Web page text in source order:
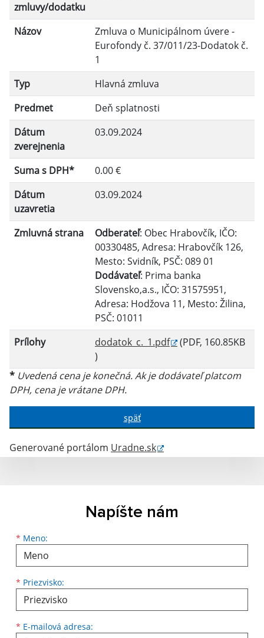
Suma od:
Suma do:
Filtrovať
zmluvy/dodatku
Názov
Zmluva o Municipálnom úvere -
Eurofondy č. 37/011/23-Dodatok č.
1
Typ
Hlavná zmluva
Predmet
Deň splatnosti
Dátum
zverejnenia
03.09.2024
Suma s DPH*
0.00 €
Dátum
uzavretia
03.09.2024
Zmluvná strana Odberateľ: Obec Hrabovčík, IČO:
00330485, Adresa: Hrabovčík 126,
Mesto: Svidník, PSČ: 089 01
Dodávateľ: Prima banka
Slovensko,a.s., IČO: 31575951,
Adresa: Hodžova 11, Mesto: Žilina,
PSČ: 01011
Prílohy
dodatok_c._1.pdf
(PDF, 160.85KB
)
* Uvedená cena je konečná. Ak je dodávateľ platcom
DPH, cena je vrátane DPH.
späť
Generované portálom Uradne.sk
Napíšte nám
* Meno:
Meno
* Priezvisko:
Priezvisko
* E-mailová adresa:
E-mailová adresa